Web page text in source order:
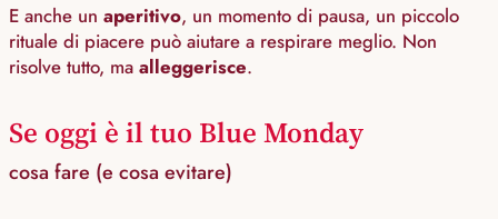
E anche un aperitivo, un momento di pausa, un piccolo
rituale di piacere può aiutare a respirare meglio. Non
risolve tutto, ma alleggerisce.
Se oggi è il tuo Blue Monday
cosa fare (e cosa evitare)